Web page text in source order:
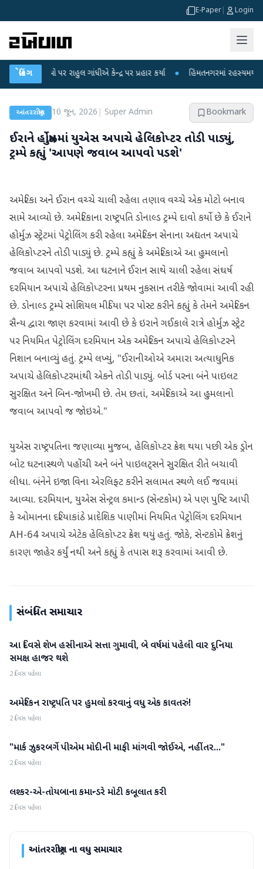
E-Paper Login
બ્રેકિંગ
આરોપો પર રાહુલ ગાંધીએ કેન્દ્ર પર પ્રહાર કર્યા ● હિંમતનગરમાં રહસ્યમય વાયરસ કે
આંતરરાષ્ટ્રીય 10 જૂન, 2026 Super Admin Bookmark
ઈરાને હોર્મુઝમાં યુએસ અપાચે હેલિકોપ્ટર તોડી પાડ્યું,
ટ્રમ્પે કહ્યું 'આપણે જવાબ આપવો પડશે'
અમેરિકા અને ઈરાન વચ્ચે ચાલી રહેલા તણાવ વચ્ચે એક મોટો બનાવ
સામે આવ્યો છે. અમેરિકાના રાષ્ટ્રપતિ ડોનાલ્ડ ટ્રમ્પે દાવો કર્યો છે કે ઈરાને
હોર્મુઝ સ્ટ્રેટમાં પેટ્રોલિંગ કરી રહેલા અમેરિકન સેનાના અદ્યતન અપાચે
હેલિકોપ્ટરને તોડી પાડ્યું છે. ટ્રમ્પે કહ્યું કે અમેરિકાએ આ હુમલાનો
જવાબ આપવો પડશે. આ ઘટનાને ઈરાન સાથે ચાલી રહેલા સંઘર્ષ
દરમિયાન અપાચે હેલિકોપ્ટરના પ્રથમ નુકસાન તરીકે જોવામાં આવી રહી
છે. ડોનાલ્ડ ટ્રમ્પે સોશિયલ મીડિયા પર પોસ્ટ કરીને કહ્યું કે તેમને અમેરિકન
સૈન્ય દ્વારા જાણ કરવામાં આવી છે કે ઇરાને ગઈકાલે રાત્રે હોર્મુઝ સ્ટ્રેટ
પર નિયમિત પેટ્રોલિંગ દરમિયાન એક અમેરિકન અપાચે હેલિકોપ્ટરને
નિશાન બનાવ્યું હતું. ટ્રમ્પે લખ્યું, "ઈરાનીઓએ અમારા અત્યાધુનિક
અપાચે હેલિકોપ્ટરમાંથી એકને તોડી પાડ્યું. બોર્ડ પરના બંને પાઇલટ
સુરક્ષિત અને બિન-જોખમી છે. તેમ છતાં, અમેરિકાએ આ હુમલાનો
જવાબ આપવો જ જોઇએ."
યુએસ રાષ્ટ્રપતિના જણાવ્યા મુજબ, હેલિકોપ્ટર ક્રેશ થયા પછી એક ડ્રોન
બોટ ઘટનાસ્થળે પહોંચી અને બંને પાઇલટ્સને સુરક્ષિત રીતે બચાવી
લીધા. બંનેને ઇજા વિના એરલિફ્ટ કરીને સલામત સ્થળે લઈ જવામાં
આવ્યા. દરમિયાન, યુએસ સેન્ટ્રલ કમાન્ડ (સેન્ટકોમ) એ પણ પુષ્ટિ આપી
કે ઓમાનના દરિયાકાંઠે પ્રાદેશિક પાણીમાં નિયમિત પેટ્રોલિંગ દરમિયાન
AH-64 અપાચે એટેક હેલિકોપ્ટર ક્રેશ થયું હતું. જોકે, સેન્ટકોમે ક્રેશનું
કારણ જાહેર કર્યું નથી અને કહ્યું કે તપાસ શરૂ કરવામાં આવી છે.
સંબંધિત સમાચાર
આંતરરાષ્ટ્રીય
આ દિવસે શેખ હસીનાએ સત્તા ગુમાવી, બે વર્ષમાં પહેલી વાર દુનિયા
સમક્ષ હાજર થશે
2 દિવસ પહેલા
આંતરરાષ્ટ્રીય
અમેરિકન રાષ્ટ્રપતિ પર હુમલો કરવાનું વધુ એક કાવતરું!
2 દિવસ પહેલા
આંતરરાષ્ટ્રીય
"માર્ક ઝુકરબર્ગે પીએમ મોદીની માફી માંગવી જોઈએ, નહીંતર..."
2 દિવસ પહેલા
આંતરરાષ્ટ્રીય
લશ્કર-એ-તોયબાના કમાન્ડરે મોટી કબૂલાત કરી
2 દિવસ પહેલા
આંતરરાષ્ટ્રીયના વધુ સમાચાર